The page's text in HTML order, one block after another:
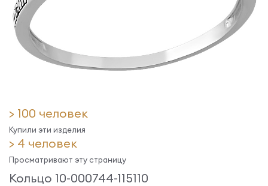
> 100 человек
Купили эти изделия
> 4 человек
Просматривают эту страницу
Кольцо 10-000744-115110